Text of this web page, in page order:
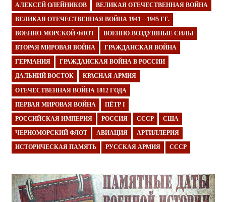
АЛЕКСЕЙ ОЛЕЙНИКОВ ВЕЛИКАЯ ОТЕЧЕСТВЕННАЯ ВОЙНА
ВЕЛИКАЯ ОТЕЧЕСТВЕННАЯ ВОЙНА 1941—1945 ГГ.
ВОЕННО-МОРСКОЙ ФЛОТ ВОЕННО-ВОЗДУШНЫЕ СИЛЫ
ВТОРАЯ МИРОВАЯ ВОЙНА ГРАЖДАНСКАЯ ВОЙНА
ГЕРМАНИЯ ГРАЖДАНСКАЯ ВОЙНА В РОССИИ
ДАЛЬНИЙ ВОСТОК КРАСНАЯ АРМИЯ
ОТЕЧЕСТВЕННАЯ ВОЙНА 1812 ГОДА
ПЕРВАЯ МИРОВАЯ ВОЙНА ПЁТР I
РОССИЙСКАЯ ИМПЕРИЯ РОССИЯ СССР США
ЧЕРНОМОРСКИЙ ФЛОТ АВИАЦИЯ АРТИЛЛЕРИЯ
ИСТОРИЧЕСКАЯ ПАМЯТЬ РУССКАЯ АРМИЯ СССР